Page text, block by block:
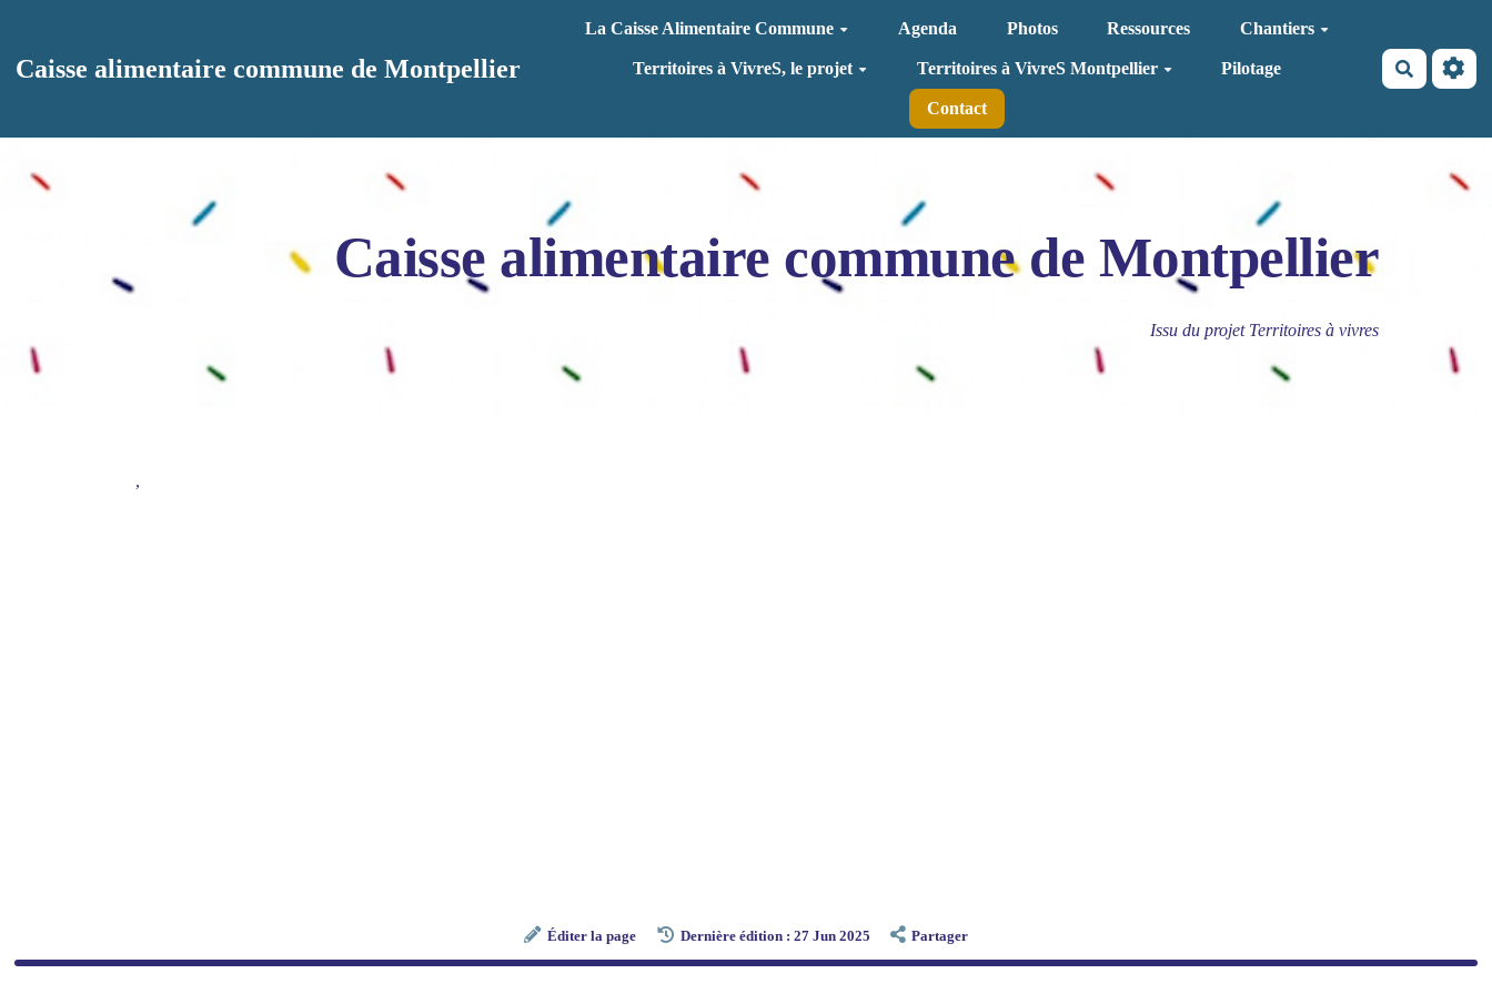
Caisse alimentaire commune de Montpellier
La Caisse Alimentaire Commune Agenda Photos Ressources Chantiers
Territoires à VivreS, le projet Territoires à VivreS Montpellier Pilotage
Contact
Caisse alimentaire commune de Montpellier
Issu du projet Territoires à vivres
,
Éditer la page Dernière édition : 27 Jun 2025 Partager